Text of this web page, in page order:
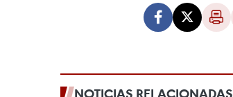
NOTICIAS RELACIONADAS